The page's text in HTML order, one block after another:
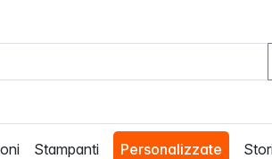
Stampanti Personalizzate